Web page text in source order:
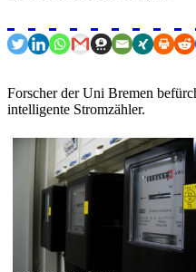
Forscher der Uni Bremen
intelligente Stromzähler.